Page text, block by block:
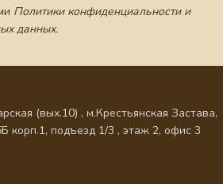
Политики конфиденциальности и
данных.
(вых.10) , м.Крестьянская Застава,
корп.1, подъезд 1/3 , этаж 2, офис 3